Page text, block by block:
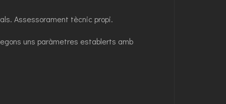
Assessorament tècnic propi.
uns paràmetres establerts amb